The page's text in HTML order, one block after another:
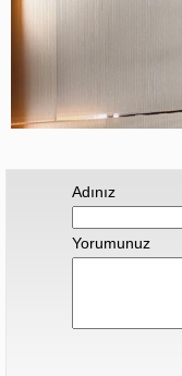
Adınız
Yorumunuz